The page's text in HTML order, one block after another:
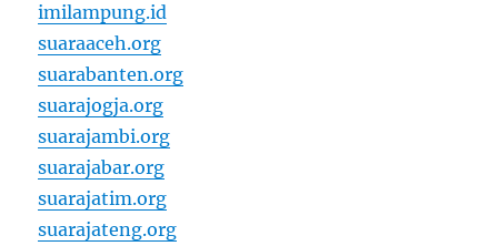
imilampung.id
suaraaceh.org
suarabanten.org
suarajogja.org
suarajambi.org
suarajabar.org
suarajatim.org
suarajateng.org